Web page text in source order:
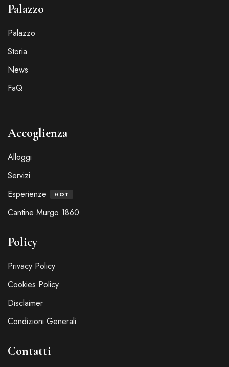
Palazzo
Palazzo
Storia
News
FaQ
Accoglienza
Alloggi
Servizi
Esperienze
HOT
Cantine Murgo 1860
Policy
Privacy Policy
Cookies Policy
Disclaimer
Condizioni Generali
Contatti